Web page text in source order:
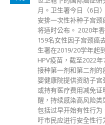
府正计划为18岁或以下女童
计于今年至明年进行，详情
过550宗子宫颈癌个案，并有
港第七常见的女性癌症。卫
资格的小五女生免费接种
21学年小五及小六女生的
分别为88%和86%。目前母
收费每次100元，领取综援
可获豁免收费。 卫生署提
会导致子宫颈癌，风险因素
伴侣、吸烟及免疫力弱，呼